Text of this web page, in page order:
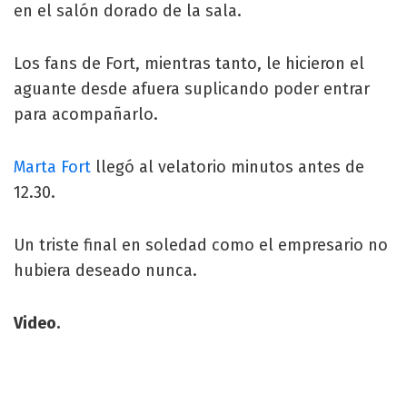
en el salón dorado de la sala.
Los fans de Fort, mientras tanto, le hicieron el
aguante desde afuera suplicando poder entrar
para acompañarlo.
Marta Fort llegó al velatorio minutos antes de
12.30.
Un triste final en soledad como el empresario no
hubiera deseado nunca.
Video.